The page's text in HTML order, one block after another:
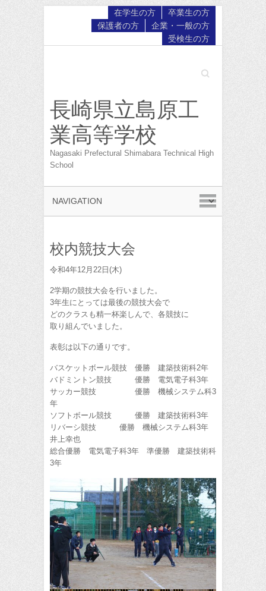
卒業生の方
在学生の方
企業・一般の方
保護者の方
受検生の方
Search
長崎県立島原工
業高等学校
Nagasaki Prefectural Shimabara Technical High
School
校内競技大会
令和4年12月22日(木)
2学期の競技大会を行いました。
3年生にとっては最後の競技大会で
どのクラスも精一杯楽しんで、各競技に
取り組んでいました。
表彰は以下の通りです。
バスケットボール競技 優勝 建築技術科2年
バドミントン競技 優勝 電気電子科3年
サッカー競技 優勝 機械システム科3
年
ソフトボール競技 優勝 建築技術科3年
リバーシ競技 優勝 機械システム科3年
井上幸也
総合優勝 電気電子科3年 準優勝 建築技術科
3年